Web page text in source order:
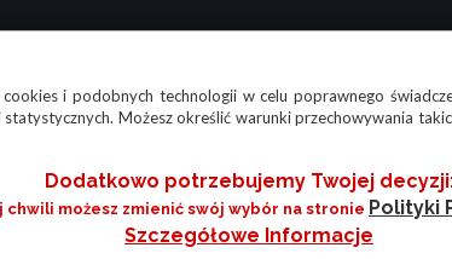
i podobnych technologii w celu poprawnego
Możesz określić warunki przechowywania
Dodatkowo potrzebujemy Twojej
chwili możesz zmienić swój wybór na stronie Polityki
Szczegółowe Informacje